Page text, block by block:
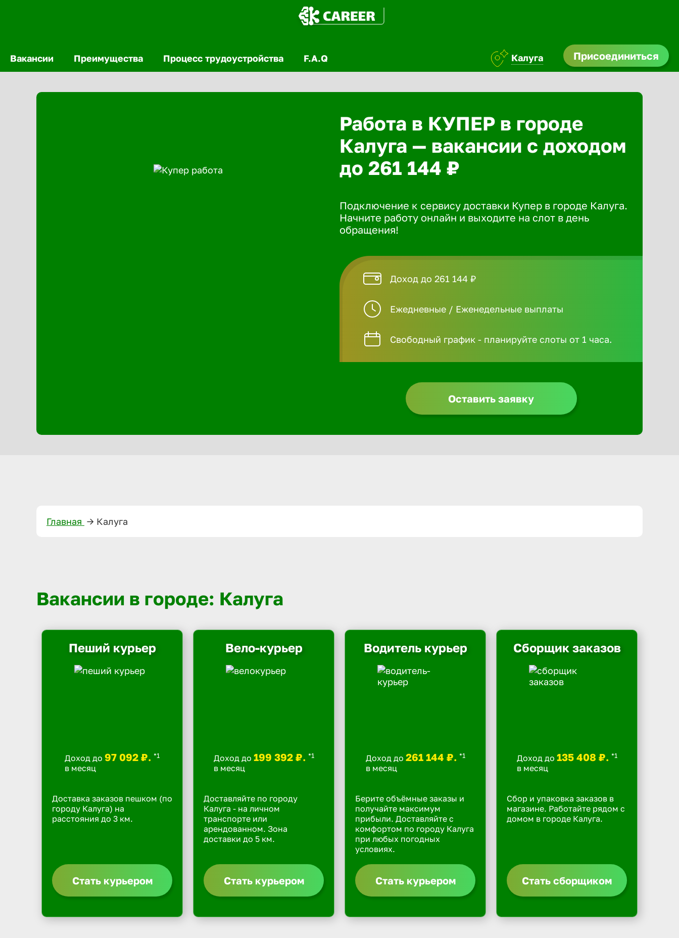
Вакансии Преимущества Процесс трудоустройства F.A.Q Калуга Присоединиться
Работа в КУПЕР в городе
Калуга — вакансии с доходом
до 261 144 ₽
Подключение к сервису доставки Купер в городе Калуга.
Начните работу онлайн и выходите на слот в день
обращения!
Доход до 261 144 ₽
Ежедневные / Еженедельные выплаты
Свободный график - планируйте слоты от 1 часа.
Оставить заявку
Главная —> Калуга
Вакансии в городе: Калуга
Пеший курьер
Доход до 97 092 ₽. *1
в месяц
Доставка заказов пешком (по
городу Калуга) на
расстояния до 3 км.
Стать курьером
Вело-курьер
Доход до 199 392 ₽. *1
в месяц
Доставляйте по городу
Калуга - на личном
транспорте или
арендованном. Зона
доставки до 5 км.
Стать курьером
Водитель курьер
Доход до 261 144 ₽. *1
в месяц
Берите объёмные заказы и
получайте максимум
прибыли. Доставляйте с
комфортом по городу Калуга
при любых погодных
условиях.
Стать курьером
Сборщик заказов
Доход до 135 408 ₽. *1
в месяц
Сбор и упаковка заказов в
магазине. Работайте рядом с
домом в городе Калуга.
Стать сборщиком